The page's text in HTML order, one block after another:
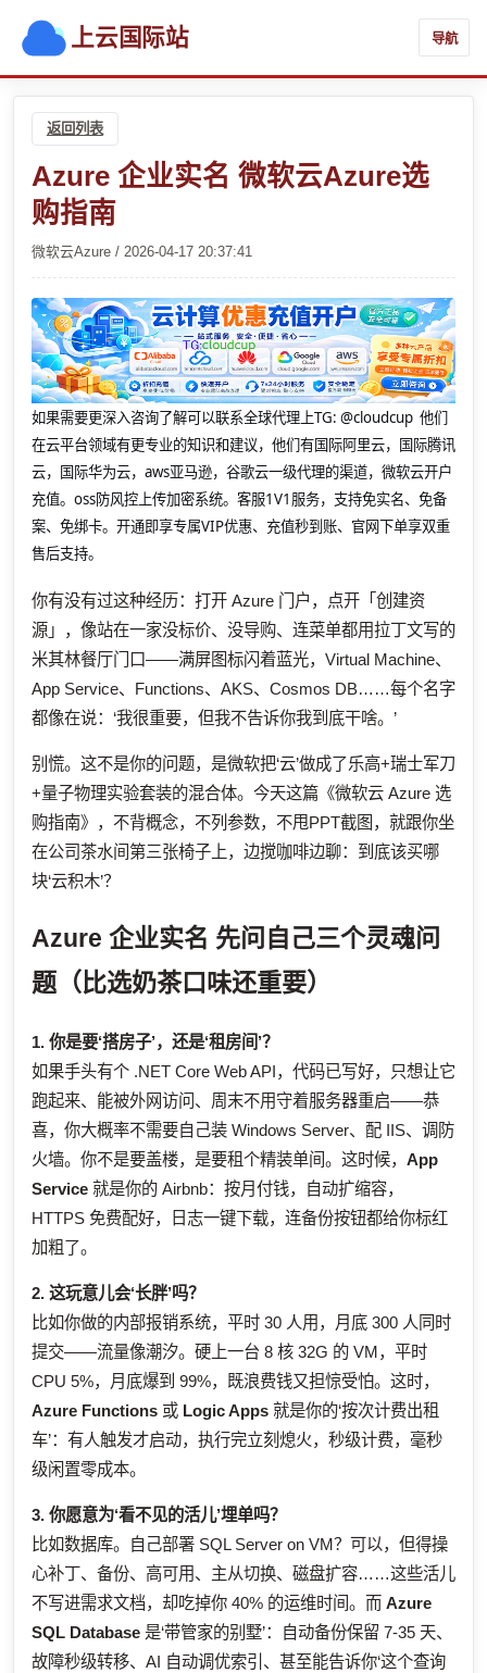
上云国际站 导航
返回列表
Azure 企业实名 微软云Azure选
购指南
微软云Azure / 2026-04-17 20:37:41
如果需要更深入咨询了解可以联系全球代理上TG: @cloudcup 他们
在云平台领域有更专业的知识和建议，他们有国际阿里云，国际腾讯
云，国际华为云，aws亚马逊，谷歌云一级代理的渠道，微软云开户
充值。oss防风控上传加密系统。客服1V1服务，支持免实名、免备
案、免绑卡。开通即享专属VIP优惠、充值秒到账、官网下单享双重
售后支持。
你有没有过这种经历：打开 Azure 门户，点开「创建资
源」，像站在一家没标价、没导购、连菜单都用拉丁文写的
米其林餐厅门口——满屏图标闪着蓝光，Virtual Machine、
App Service、Functions、AKS、Cosmos DB……每个名字
都像在说：‘我很重要，但我不告诉你我到底干啥。’
别慌。这不是你的问题，是微软把‘云’做成了乐高+瑞士军刀
+量子物理实验套装的混合体。今天这篇《微软云 Azure 选
购指南》，不背概念，不列参数，不甩PPT截图，就跟你坐
在公司茶水间第三张椅子上，边搅咖啡边聊：到底该买哪
块‘云积木’？
Azure 企业实名 先问自己三个灵魂问
题（比选奶茶口味还重要）
1. 你是要‘搭房子’，还是‘租房间’？
如果手头有个 .NET Core Web API，代码已写好，只想让它
跑起来、能被外网访问、周末不用守着服务器重启——恭
喜，你大概率不需要自己装 Windows Server、配 IIS、调防
火墙。你不是要盖楼，是要租个精装单间。这时候， App
Service 就是你的 Airbnb：按月付钱，自动扩缩容，
HTTPS 免费配好，日志一键下载，连备份按钮都给你标红
加粗了。
2. 这玩意儿会‘长胖’吗？
比如你做的内部报销系统，平时 30 人用，月底 300 人同时
提交——流量像潮汐。硬上一台 8 核 32G 的 VM，平时
CPU 5%，月底爆到 99%，既浪费钱又担惊受怕。这时，
Azure Functions 或 Logic Apps 就是你的‘按次计费出租
车’：有人触发才启动，执行完立刻熄火，秒级计费，毫秒
级闲置零成本。
3. 你愿意为‘看不见的活儿’埋单吗？
比如数据库。自己部署 SQL Server on VM？可以，但得操
心补丁、备份、高可用、主从切换、磁盘扩容……这些活儿
不写进需求文档，却吃掉你 40% 的运维时间。而 Azure
SQL Database 是‘带管家的别墅’：自动备份保留 7-35 天、
故障秒级转移、AI 自动调优索引、甚至能告诉你‘这个查询